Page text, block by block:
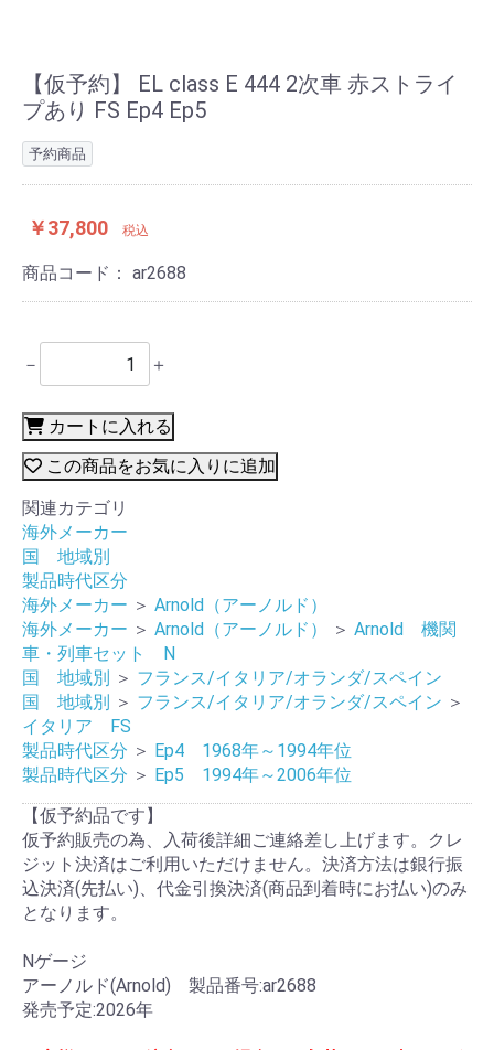
【仮予約】 EL class E 444 2次車 赤ストライ
プあり FS Ep4 Ep5
予約商品
￥37,800 税込
商品コード： ar2688
－ ＋
カートに入れる
この商品をお気に入りに追加
関連カテゴリ
海外メーカー
国 地域別
製品時代区分
海外メーカー ＞ Arnold（アーノルド）
海外メーカー ＞ Arnold（アーノルド） ＞ Arnold 機関
車・列車セット N
国 地域別 ＞ フランス/イタリア/オランダ/スペイン
国 地域別 ＞ フランス/イタリア/オランダ/スペイン ＞
イタリア FS
製品時代区分 ＞ Ep4 1968年～1994年位
製品時代区分 ＞ Ep5 1994年～2006年位
【仮予約品です】
仮予約販売の為、入荷後詳細ご連絡差し上げます。クレ
ジット決済はご利用いただけません。決済方法は銀行振
込決済(先払い)、代金引換決済(商品到着時にお払い)のみ
となります。
Nゲージ
アーノルド(Arnold) 製品番号:ar2688
発売予定:2026年